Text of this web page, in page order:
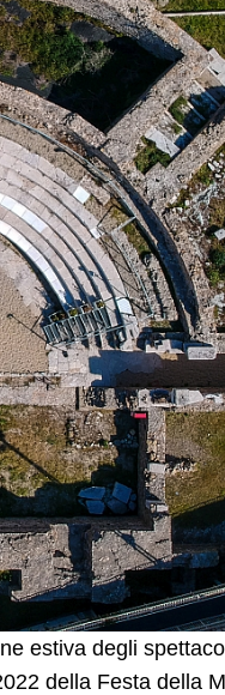
estiva degli
della Festa della